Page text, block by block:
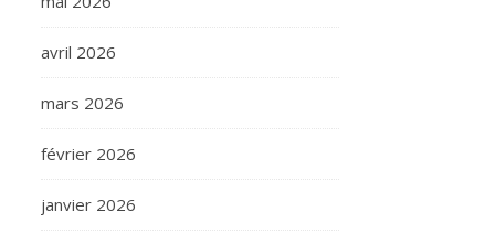
avril 2026
mars 2026
février 2026
janvier 2026